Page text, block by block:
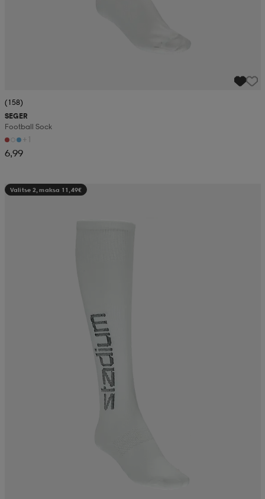
(158)
SEGER
Football Sock
+1
6,99
Valitse 2, maksa 11,49€